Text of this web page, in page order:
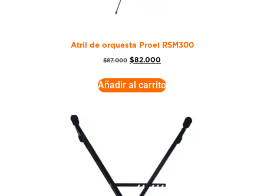
Atril de orquesta Proel RSM300
$87.000 $82.000
Añadir al carrito